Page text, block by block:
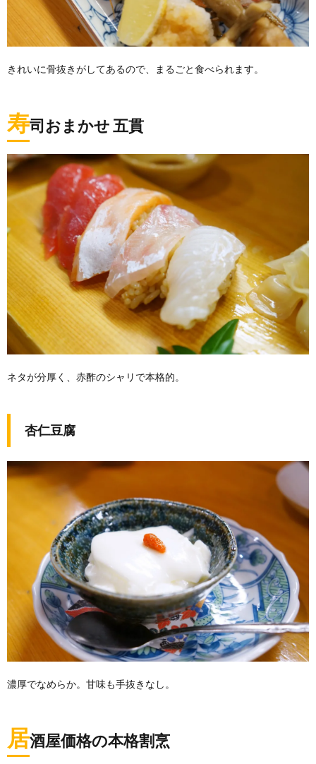
きれいに骨抜きがしてあるので、まるごと食べられます。
寿司おまかせ 五貫
ネタが分厚く、赤酢のシャリで本格的。
杏仁豆腐
濃厚でなめらか。甘味も手抜きなし。
居酒屋価格の本格割烹